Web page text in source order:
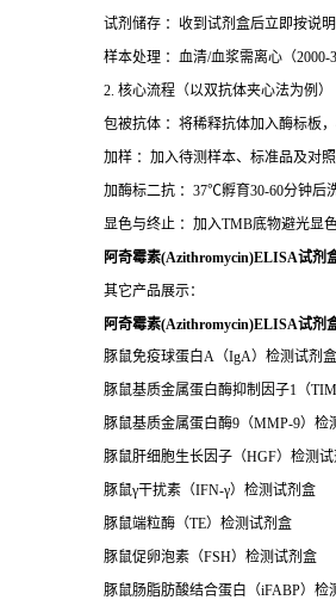
试剂储存 ：收到试剂盒后立即按说
样本处理 ：血清/血浆需离心（
2. 核心流程（以双抗体夹心法为例）
包被抗体 ：将稀释抗体加入酶标板
加样 ：加入待测样本、标准品及对
加酶标二抗 ：37℃孵育30-60分钟后
显色与终止 ：加入TMB底物避光显
阿奇霉素(Azithromycin)ELISA试剂
其它产品展示：
阿奇霉素(Azithromycin)ELISA试剂
豚鼠免疫球蛋白A （IgA）检测试剂盒
豚鼠基质金属蛋白酶抑制因子1 （
豚鼠基质金属蛋白酶9 （MMP-9）检
豚鼠肝细胞生长因子（HGF）检测
豚鼠γ干扰素 （IFN-γ）检测试剂盒
豚鼠端粒酶（TE）检测试剂盒
豚鼠促卵泡素（FSH）检测试剂盒
豚鼠肠脂肪酸结合蛋白（iFABP）检